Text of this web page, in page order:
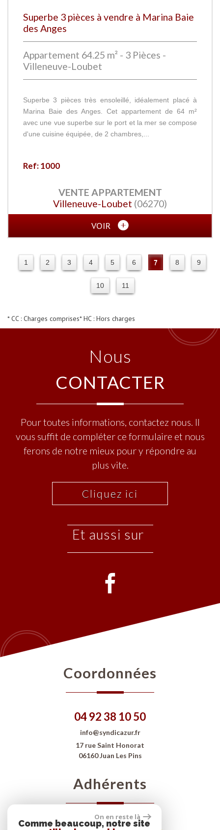
Superbe 3 pièces à vendre à Marina Baie
des Anges
Appartement 64.25 m² - 3 Pièces -
Villeneuve-Loubet
Superbe 3 pièces très ensoleillé, idéalement placé à
Marina Baie des Anges. Cet appartement de 64 m²
avec une vue superbe sur le port et la mer se compose
d'une cuisine équipée, de 2 chambres,...
Ref: 1000
VENTE APPARTEMENT
Villeneuve-Loubet (06270)
VOIR
1 2 3 4 5 6 7 8 9
10 11
* CC : Charges comprises* HC : Hors charges
Nous
CONTACTER
Pour toutes informations, contactez nous. Il
vous suffit de compléter ce formulaire et nous
ferons de notre mieux pour y répondre au
plus vite.
Cliquez ici
et aussi sur
Coordonnées
04 92 38 10 50
info@syndicazur.fr
17 rue Saint Honorat
06160 Juan Les Pins
Adhérents
On en reste là
Comme beaucoup, notre site